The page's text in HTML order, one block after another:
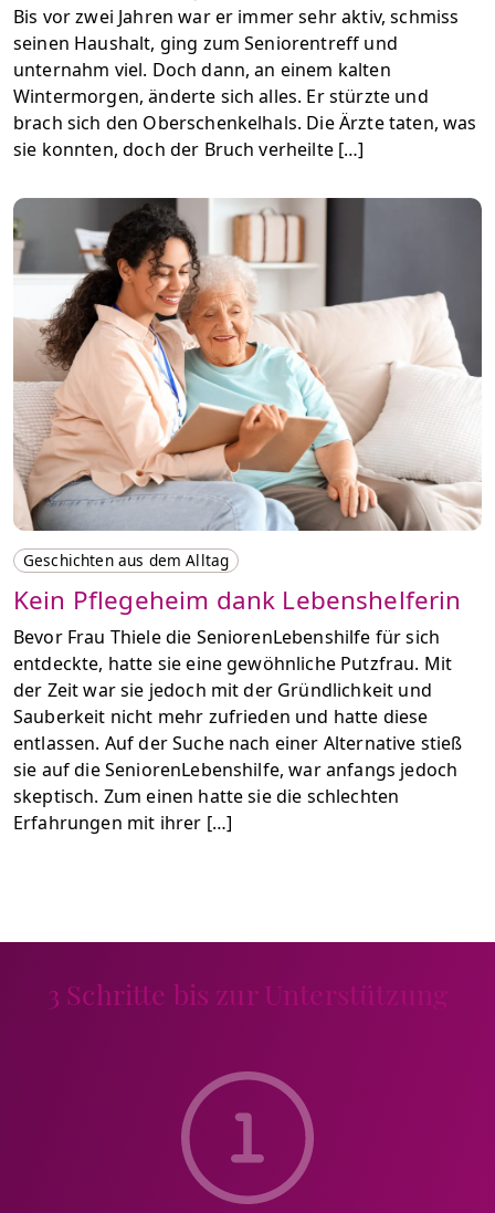
Bis vor zwei Jahren war er immer sehr aktiv, schmiss
seinen Haushalt, ging zum Seniorentreff und
unternahm viel. Doch dann, an einem kalten
Wintermorgen, änderte sich alles. Er stürzte und
brach sich den Oberschenkelhals. Die Ärzte taten, was
sie konnten, doch der Bruch verheilte […]
Geschichten aus dem Alltag
Kein Pflegeheim dank Lebenshelferin
Bevor Frau Thiele die SeniorenLebenshilfe für sich
entdeckte, hatte sie eine gewöhnliche Putzfrau. Mit
der Zeit war sie jedoch mit der Gründlichkeit und
Sauberkeit nicht mehr zufrieden und hatte diese
entlassen. Auf der Suche nach einer Alternative stieß
sie auf die SeniorenLebenshilfe, war anfangs jedoch
skeptisch. Zum einen hatte sie die schlechten
Erfahrungen mit ihrer […]
3 Schritte bis zur Unterstützung